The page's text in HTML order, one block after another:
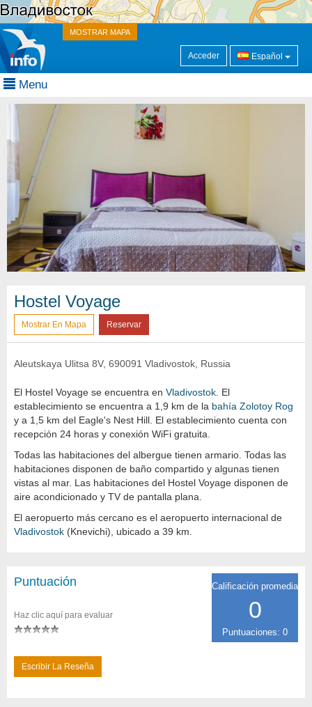
MOSTRAR MAPA
Acceder Español
Menu
Hostel Voyage
Mostrar En Mapa Reservar
Aleutskaya Ulitsa 8V, 690091 Vladivostok, Russia
El Hostel Voyage se encuentra en Vladivostok . El
establecimiento se encuentra a 1,9 km de la bahía Zolotoy Rog
y a 1,5 km del Eagle's Nest Hill. El establecimiento cuenta con
recepción 24 horas y conexión WiFi gratuita.
Todas las habitaciones del albergue tienen armario. Todas las
habitaciones disponen de baño compartido y algunas tienen
vistas al mar. Las habitaciones del Hostel Voyage disponen de
aire acondicionado y TV de pantalla plana.
El aeropuerto más cercano es el aeropuerto internacional de
Vladivostok (Knevichi), ubicado a 39 km.
Calificación promedia
0
Puntuaciones: 0
Puntuación
Haz clic aquí para evaluar
Escribir La Reseña